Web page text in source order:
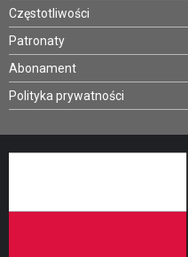
Częstotliwości
Patronaty
Abonament
Polityka prywatności